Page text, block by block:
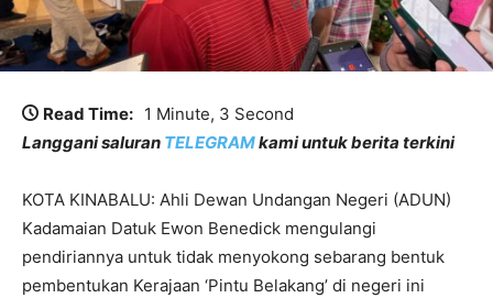
Read Time: 1 Minute, 3 Second
Langgani saluran TELEGRAMkami untuk berita terkini
KOTA KINABALU: Ahli Dewan Undangan Negeri (ADUN)
Kadamaian Datuk Ewon Benedick mengulangi
pendiriannya untuk tidak menyokong sebarang bentuk
pembentukan Kerajaan ‘Pintu Belakang’ di negeri ini